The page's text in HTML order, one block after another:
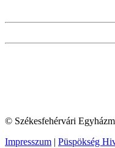
© Székesfehérvári
Impresszum | Püspökség